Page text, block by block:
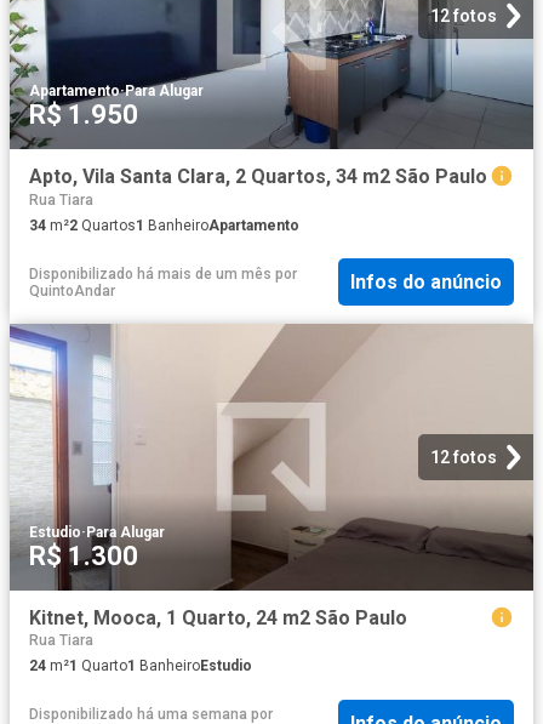
12 fotos
Apartamento·Para Alugar
R$ 1.950
Apto, Vila Santa Clara, 2 Quartos, 34 m2 São Paulo
Rua Tiara
34 m²2 Quartos1 BanheiroApartamento
Disponibilizado há mais de um mês por
QuintoAndar
Infos do anúncio
12 fotos
Estudio·Para Alugar
R$ 1.300
Kitnet, Mooca, 1 Quarto, 24 m2 São Paulo
Rua Tiara
24 m²1 Quarto1 BanheiroEstudio
Disponibilizado há uma semana por